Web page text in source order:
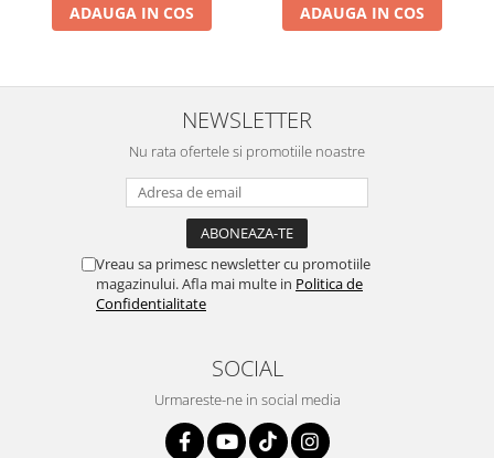
ADAUGA IN COS ADAUGA IN COS
NEWSLETTER
Nu rata ofertele si promotiile noastre
Vreau sa primesc newsletter cu promotiile
magazinului. Afla mai multe in Politica de
Confidentialitate
SOCIAL
Urmareste-ne in social media